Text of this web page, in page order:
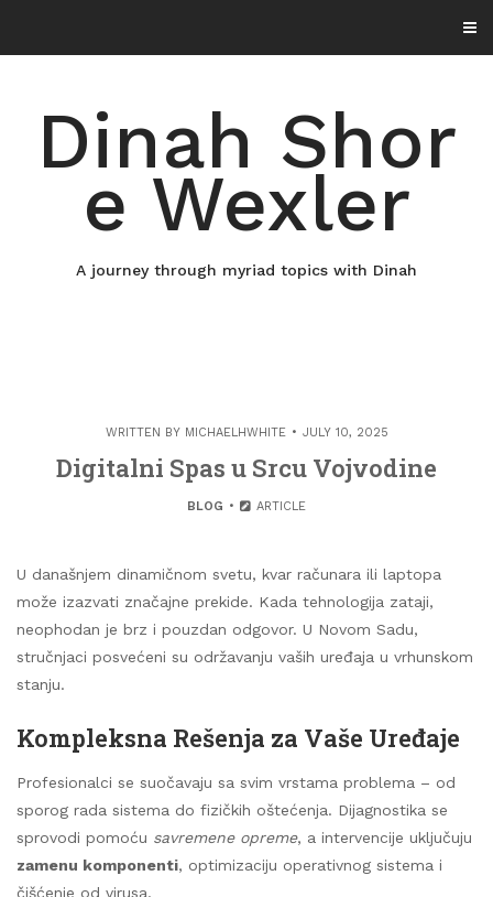
content
Dinah Shor
e Wexler
A journey through myriad topics with Dinah
WRITTEN BY MICHAELHWHITE JULY 10, 2025
Digitalni Spas u Srcu Vojvodine
BLOG ARTICLE
U današnjem dinamičnom svetu, kvar računara ili laptopa
može izazvati značajne prekide. Kada tehnologija zataji,
neophodan je brz i pouzdan odgovor. U Novom Sadu,
stručnjaci posvećeni su održavanju vaših uređaja u vrhunskom
stanju.
Kompleksna Rešenja za Vaše Uređaje
Profesionalci se suočavaju sa svim vrstama problema – od
sporog rada sistema do fizičkih oštećenja. Dijagnostika se
sprovodi pomoću savremene opreme, a intervencije uključuju
zamenu komponenti, optimizaciju operativnog sistema i
čišćenje od virusa.